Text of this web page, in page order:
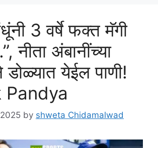
3 वर्षे फक्त मॅगी
नीता अंबानींच्या
डोळ्यात येईल पाणी!
Pandya
by shweta Chidamalwad